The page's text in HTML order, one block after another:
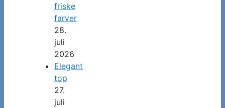
friske
farver
28.
juli
2026
Elegant
top
27.
juli